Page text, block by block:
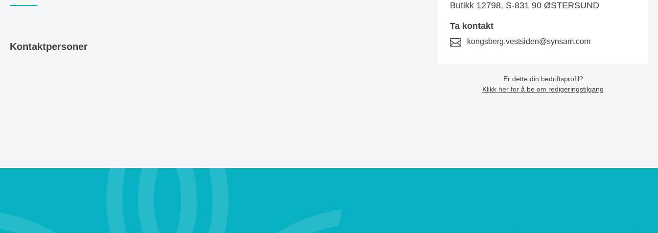
Kontaktpersoner
Butikk 12798, S-831 90 ØSTERSUND
Ta kontakt
kongsberg.vestsiden@synsam.com
Er dette din bedriftsprofil?
Klikk her for å be om redigeringstilgang